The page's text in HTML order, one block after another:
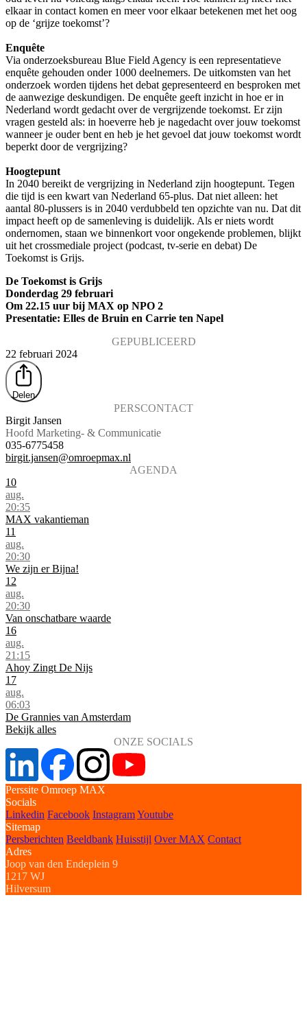
elkaar in contact komen en meer voor elkaar betekenen met het oog
op de ‘grijze toekomst’?
Enquête
Via onderzoeksbureau Blue Field Agency is een representatieve
enquête gehouden onder 1000 deelnemers. De uitkomsten van het
onderzoek worden tijdens het debat gepresenteerd en besproken met
de aanwezige deskundigen. De enquête geeft inzicht in hoe er in
Nederland wordt gedacht over de vergrijzende toekomst. Er zijn
vragen gesteld als: in hoeverre heb je nagedacht over jouw toekomst
wanneer je ouder bent en heb je het gevoel dat jouw toekomst wordt
beperkt door de vergrijzing?
Hoogtepunt
In 2040 bereikt de vergrijzing in Nederland zijn hoogtepunt. Tegen
die tijd is een kwart van Nederland 65-plus. Dat niet alleen: het
aantal 80-plussers is in 2040 verdubbeld ten opzichte van nu. Dat dit
impact heeft op de samenleving is duidelijk. Als er niets wordt
ondernomen, staan we binnenkort voor ongekende problemen, blijkt
uit het crossmediale project (podcast, tv-serie en debat) De
Toekomst is Grijs.
De Toekomst is Grijs
Donderdag 29 februari
Om 22.15 uur bij MAX op NPO 2
Presentatie: Elles de Bruin en Carrie ten Napel
GEPUBLICEERD
22 februari 2024
Delen
PERSCONTACT
Birgit Jansen
Hoofd Marketing- & Communicatie
035-6775458
birgit.jansen@omroepmax.nl
AGENDA
10
aug.
20:35
MAX vakantieman
11
aug.
20:30
We zijn er Bijna!
12
aug.
20:30
Van onschatbare waarde
16
aug.
21:15
Ahoy Zingt De Nijs
17
aug.
06:03
De Grannies van Amsterdam
Bekijk alles
ONZE SOCIALS
Perssite Omroep MAX
Socials
Linkedin Facebook InstagramYoutube
Sitemap
Persberichten Beeldbank Huisstijl Over MAX Contact
Adres
Joop van den Endeplein 9
1217 WJ
Hilversum